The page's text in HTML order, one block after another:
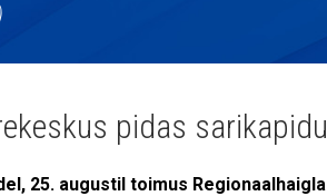
pidas sarikapidu
25. augustil toimus